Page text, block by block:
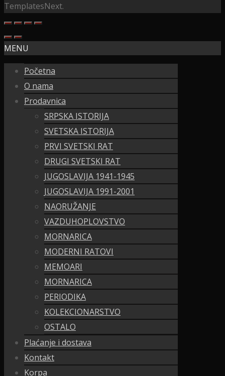
TemplatesNext.
MENU
Početna
O nama
Prodavnica
SRPSKA ISTORIJA
SVETSKA ISTORIJA
PRVI SVETSKI RAT
DRUGI SVETSKI RAT
JUGOSLAVIJA 1941-1945
JUGOSLAVIJA 1991-2001
NAORUŽANJE
VAZDUHOPLOVSTVO
MORNARICA
MODERNI RATOVI
MEMOARI
MORNARICA
PERIODIKA
KOLEKCIONARSTVO
OSTALO
Plaćanje i dostava
Kontakt
Korpa